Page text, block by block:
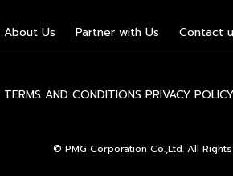
ในแวดวงธุรกิจต่อไปได้ไม่ยาก และเหตุผล
การเข้าถึงแหล่งเงินทุนได้ง่ายกว่าธุรกิจทั่วไ
ใหญ่ให้ความไว้วางใจและอนุมัติสินเชื่อแก่
Optimization ด้วย AI แต่ต้องย้ำว่าเครื่อง
กลยุทธ์” […]
About Us Partner with Us Contact
TERMS AND CONDITIONS PRIVACY POLICY
© PMG Corporation Co.,Ltd. All